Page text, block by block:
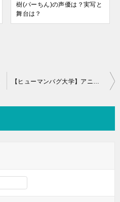
樹(パーちん)の声優は？実写と
舞台は？
【ヒューマンバグ大学】アニメ2期続編放送日いつから？どこで見れる？